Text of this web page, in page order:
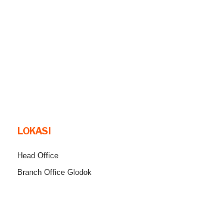
LOKASI
Head Office
Branch Office Glodok